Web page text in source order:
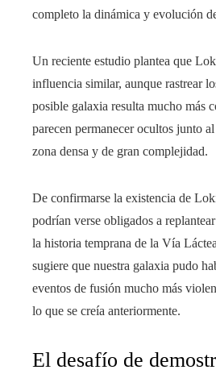
completo la dinámica y evolución
Un reciente estudio plantea que
influencia similar, aunque rastrear
posible galaxia resulta mucho más
parecen permanecer ocultos junto
zona densa y de gran complejidad.
De confirmarse la existencia de
podrían verse obligados a
la historia temprana de la Vía
sugiere que nuestra galaxia pudo
eventos de fusión mucho más
lo que se creía anteriormente.
El desafío de